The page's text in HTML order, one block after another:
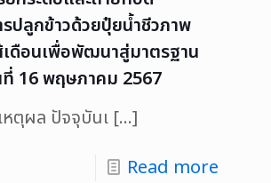
ปลูกข้าวด้วยปุ๋ยน้ำชีวภาพ
ดือนเพื่อพัฒนาสู่มาตรฐาน
ที่ 16 พฤษภาคม 2567
หตุผล ปัจจุบันเ[…]
Read more